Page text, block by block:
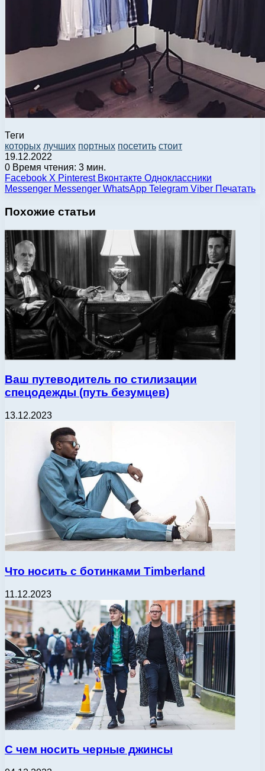
Теги
которых лучших портных посетить стоит
19.12.2022
0 Время чтения: 3 мин.
Facebook X Pinterest Вконтакте Одноклассники
Messenger Messenger WhatsApp Telegram Viber Печатать
Похожие статьи
Ваш путеводитель по стилизации
спецодежды (путь безумцев)
13.12.2023
Что носить с ботинками Timberland
11.12.2023
С чем носить черные джинсы